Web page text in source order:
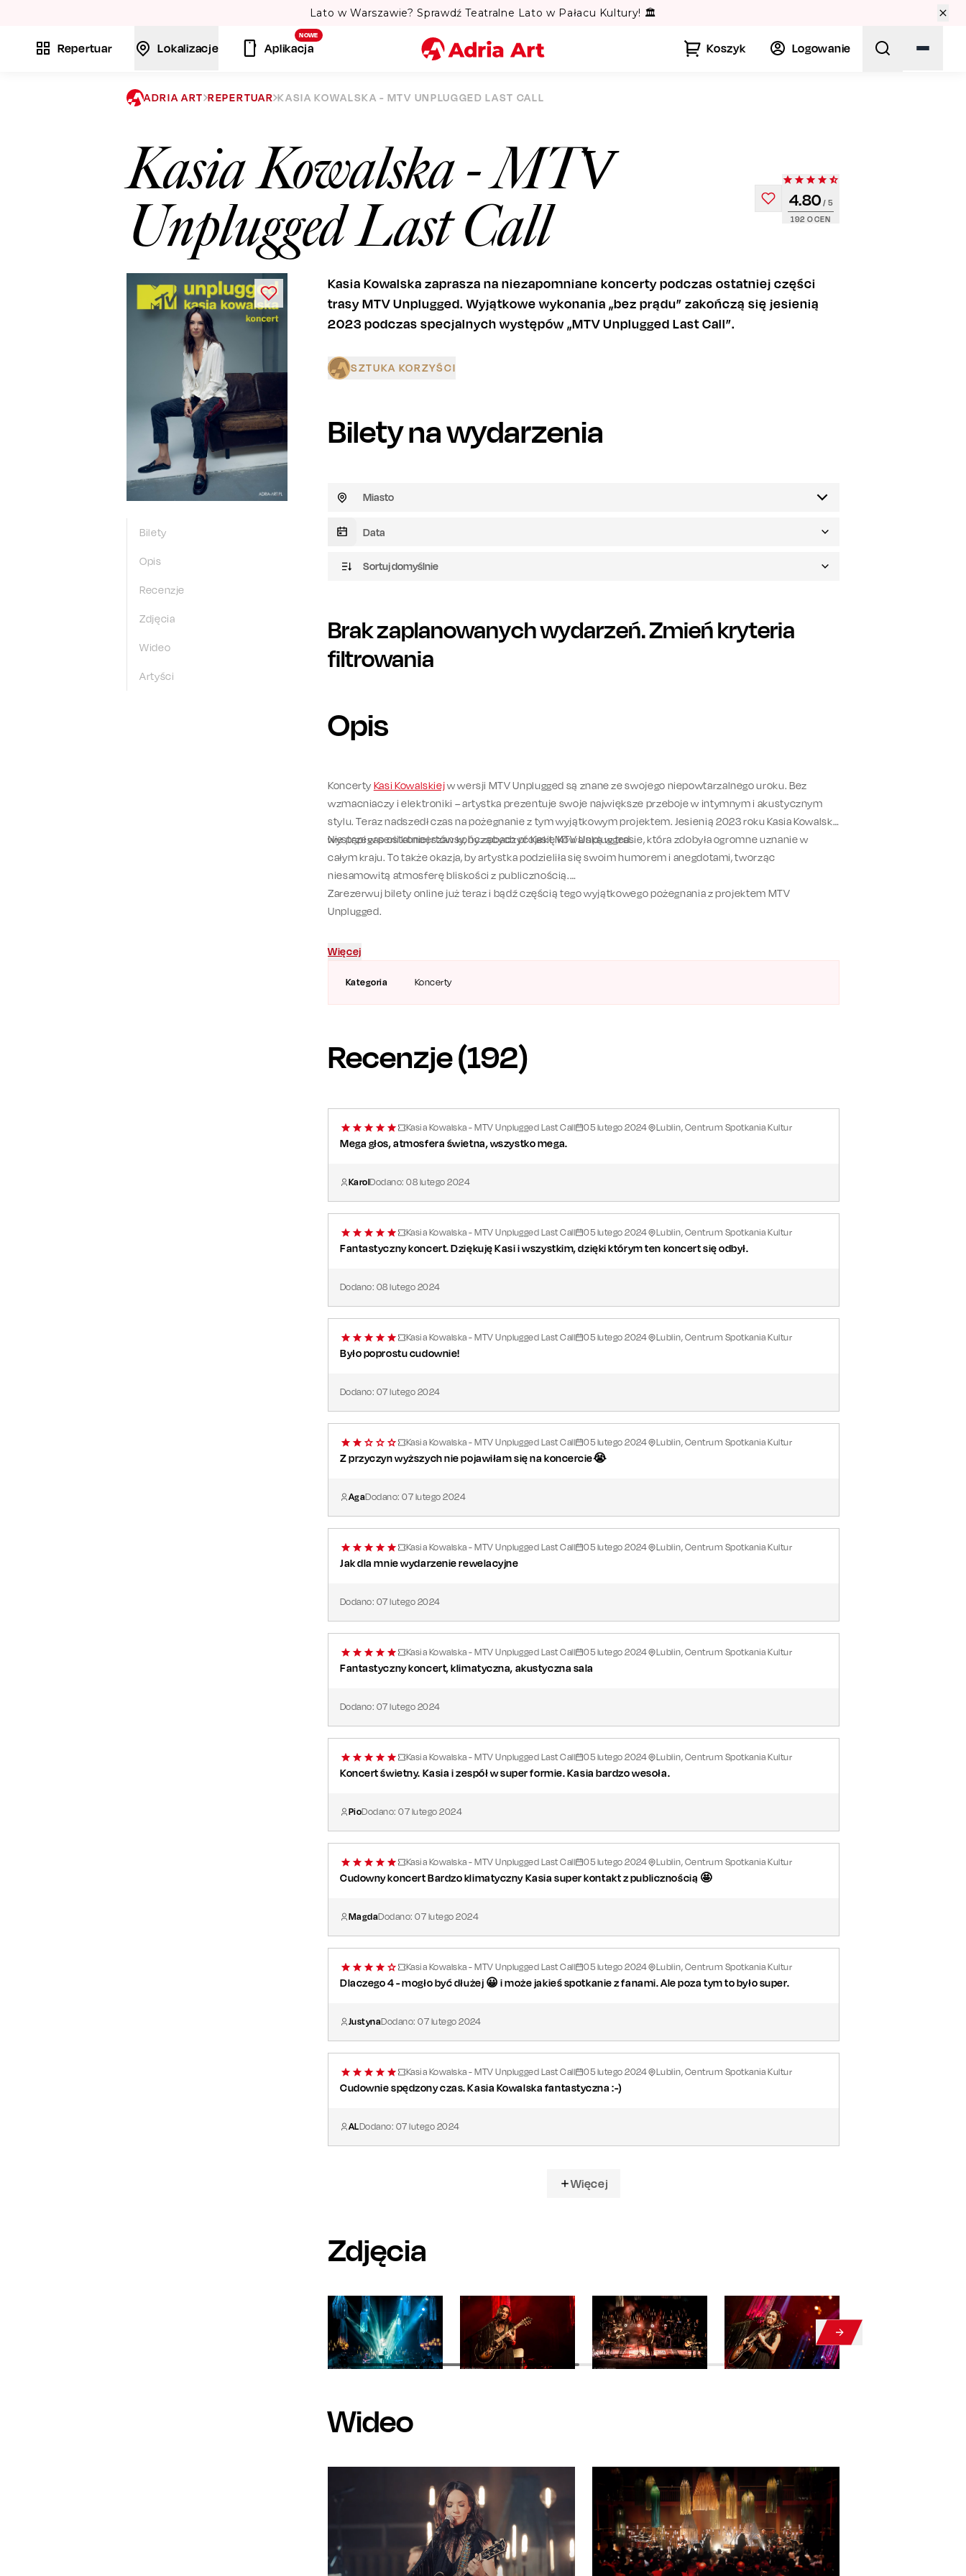
Lato w Warszawie? Sprawdź Teatralne Lato w Pałacu Kultury! 🏛️
Repertuar Lokalizacje
NOWE
Aplikacja Koszyk Logowanie
Miasto
Szukaj
ADRIA ART REPERTUAR KASIA KOWALSKA - MTV UNPLUGGED LAST CALL
Kasia Kowalska - MTV
Unplugged Last Call
4.80 / 5
192 OCEN
Bilety
Opis
Recenzje
Zdjęcia
Wideo
Artyści
Kasia Kowalska zaprasza na niezapomniane koncerty podczas ostatniej części
trasy MTV Unplugged. Wyjątkowe wykonania „bez prądu” zakończą się jesienią
2023 podczas specjalnych występów „MTV Unplugged Last Call”.
SZTUKA KORZYŚCI
Bilety na wydarzenia
Miasto
Sortuj domyślnie
Brak zaplanowanych wydarzeń. Zmień kryteria
filtrowania
Opis
Kategoria Koncerty
Koncerty Kasi Kowalskiejw wersji MTV Unplugged są znane ze swojego niepowtarzalnego uroku. Bez
wzmacniaczy i elektroniki – artystka prezentuje swoje największe przeboje w intymnym i akustycznym
stylu. Teraz nadszedł czas na pożegnanie z tym wyjątkowym projektem. Jesienią 2023 roku Kasia Kowalska
wystąpi w serii koncertów kończących projekt MTV Unplugged.
Nie przegap ostatniej szansy, by zobaczyć Kasię Kowalską w trasie, która zdobyła ogromne uznanie w
całym kraju. To także okazja, by artystka podzieliła się swoim humorem i anegdotami, tworząc
niesamowitą atmosferę bliskości z publicznością.
Zarezerwuj bilety online już teraz i bądź częścią tego wyjątkowego pożegnania z projektem MTV
Unplugged.
Więcej
Recenzje (192)
Kasia Kowalska - MTV Unplugged Last Call 05 lutego 2024 Lublin, Centrum Spotkania Kultur
Mega głos, atmosfera świetna, wszystko mega.
KarolDodano:08 lutego 2024
Kasia Kowalska - MTV Unplugged Last Call 05 lutego 2024 Lublin, Centrum Spotkania Kultur
Fantastyczny koncert. Dziękuję Kasi i wszystkim, dzięki którym ten koncert się odbył.
Dodano: 08 lutego 2024
Kasia Kowalska - MTV Unplugged Last Call 05 lutego 2024 Lublin, Centrum Spotkania Kultur
Było poprostu cudownie!
Dodano: 07 lutego 2024
Kasia Kowalska - MTV Unplugged Last Call 05 lutego 2024 Lublin, Centrum Spotkania Kultur
Z przyczyn wyższych nie pojawiłam się na koncercie😭
AgaDodano:07 lutego 2024
Kasia Kowalska - MTV Unplugged Last Call 05 lutego 2024 Lublin, Centrum Spotkania Kultur
Jak dla mnie wydarzenie rewelacyjne
Dodano: 07 lutego 2024
Kasia Kowalska - MTV Unplugged Last Call 05 lutego 2024 Lublin, Centrum Spotkania Kultur
Fantastyczny koncert, klimatyczna, akustyczna sala
Dodano: 07 lutego 2024
Kasia Kowalska - MTV Unplugged Last Call 05 lutego 2024 Lublin, Centrum Spotkania Kultur
Koncert świetny. Kasia i zespół w super formie. Kasia bardzo wesoła.
PioDodano:07 lutego 2024
Kasia Kowalska - MTV Unplugged Last Call 05 lutego 2024 Lublin, Centrum Spotkania Kultur
Cudowny koncert Bardzo klimatyczny Kasia super kontakt z publicznością 🤩
MagdaDodano:07 lutego 2024
Kasia Kowalska - MTV Unplugged Last Call 05 lutego 2024 Lublin, Centrum Spotkania Kultur
Dlaczego 4 - mogło być dłużej 😀 i może jakieś spotkanie z fanami. Ale poza tym to było super.
JustynaDodano:07 lutego 2024
Kasia Kowalska - MTV Unplugged Last Call 05 lutego 2024 Lublin, Centrum Spotkania Kultur
Cudownie spędzony czas. Kasia Kowalska fantastyczna :-)
ALDodano: 07 lutego 2024
Więcej
Zdjęcia
Wideo